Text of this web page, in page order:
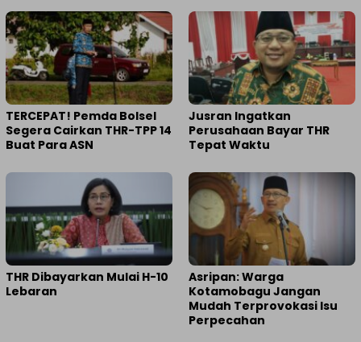
TERCEPAT! Pemda Bolsel
Segera Cairkan THR-TPP 14
Buat Para ASN
Jusran Ingatkan
Perusahaan Bayar THR
Tepat Waktu
THR Dibayarkan Mulai H-10
Lebaran
Asripan: Warga
Kotamobagu Jangan
Mudah Terprovokasi Isu
Perpecahan